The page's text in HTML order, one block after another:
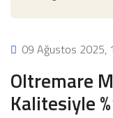
09 Ağustos 2025,
Oltremare
Kalitesiyle